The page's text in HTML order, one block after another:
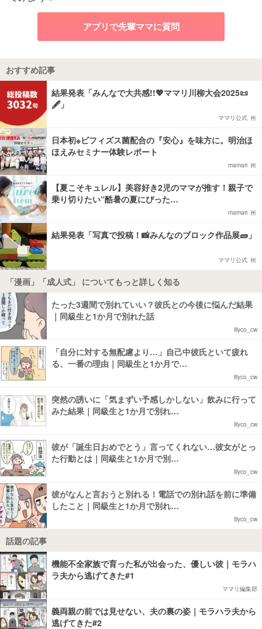
アプリで先輩ママに質問
おすすめ記事
結果発表「みんなで大共感!!💖ママリ川柳大会2025📜
🖋️」
ママリ公式
日本初※ビフィズス菌配合の『安心』を味方に。明治ほ
ほえみセミナー体験レポート
mamari
【夏こそキュレル】美容好き2児のママが推す！親子で
乗り切りたい“酷暑の夏にぴった…
mamari
結果発表「写真で投稿！📸みんなのブロック作品展🧱」
ママリ公式
「漫画」「成人式」 についてもっと詳しく知る
たった3週間で別れていい？彼氏との今後に悩んだ結果
｜同級生と1か月で別れた話
lilyco_cw
「自分に対する無配慮より…」自己中彼氏といて疲れ
る、一番の理由｜同級生と1か月で…
lilyco_cw
突然の誘いに「気まずい予感しかしない」飲みに行って
みた結果｜同級生と1か月で別れ…
lilyco_cw
彼が「誕生日おめでとう」言ってくれない…彼女がとっ
た行動とは｜同級生と1か月で別…
lilyco_cw
彼がなんと言おうと別れる！電話での別れ話を前に準備
したこと｜同級生と1か月で別れ…
lilyco_cw
話題の記事
機能不全家族で育った私が出会った、優しい彼｜モラハ
ラ夫から逃げてきた#1
ママリ編集部
義両親の前では見せない、夫の裏の姿｜モラハラ夫から
逃げてきた#2